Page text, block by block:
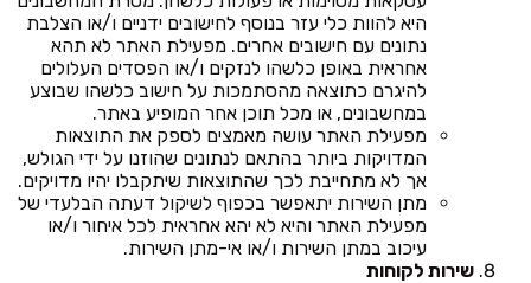
היא להוות כלי עזר בנוסף לחישובים ידניים ו/או הצלבת
נתונים עם חישובים אחרים. מפעילת האתר לא תהא
אחראית באופן כלשהו לנזקים ו/או הפסדים העלולים
להיגרם כתוצאה מהסתמכות על חישוב כלשהו שבוצע
במחשבונים, או מכל תוכן אחר המופיע באתר.
מפעילת האתר עושה מאמצים לספק את התוצאות
המדויקות ביותר בהתאם לנתונים שהוזנו על ידי הגולש,
אך לא מתחייבת לכך שהתוצאות שיתקבלו יהיו מדויקים.
מתן השירות יתאפשר בכפוף לשיקול דעתה הבלעדי של
מפעילת האתר והיא לא יהא אחראית לכל איחור ו/או
עיכוב במתן השירות ו/או אי-מתן השירות.
שירות לקוחות